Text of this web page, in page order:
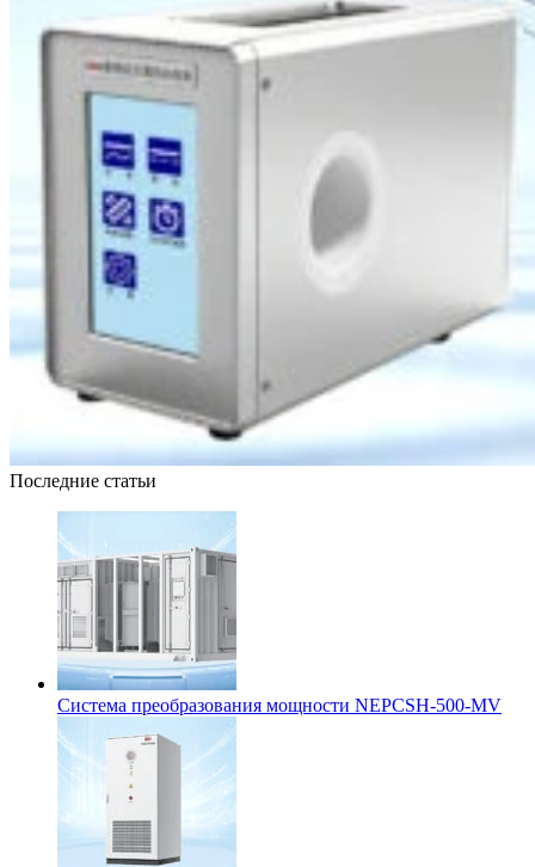
Последние статьи
Система преобразования мощности NEPCSH-500-MV